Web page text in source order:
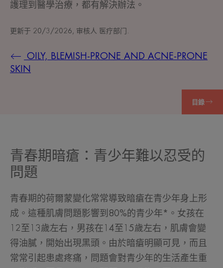
護理到醫學治療，都有解決辦法。
更新于 20/3/2026 , 审核人 医疗部门
OILY, BLEMISH-PRONE AND ACNE-PRONE
SKIN
目錄
青春期暗瘡：青少年難以忍受的
問題
青春期的荷爾蒙變化常常導致暗瘡在青少年身上形
成。這種肌膚問題影響到80%的青少年*。女孩在
12至13歲左右，男孩在14至15歲左右，肌膚會變
得油膩，開始出現黑頭。由於暗瘡明顯可見，而且
常常引起患處疼痛，問題會對青少年的生活產生重